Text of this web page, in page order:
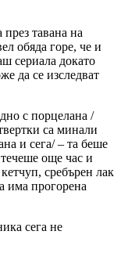
тавана на
обяда горе, че и
сериала докато
да се изследват
с порцелана /
са минали
и сега/ – та беше
течеше още час и
сребърен лак
има прогорена
сега не